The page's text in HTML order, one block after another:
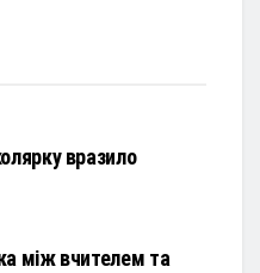
вразило
між вчителем та